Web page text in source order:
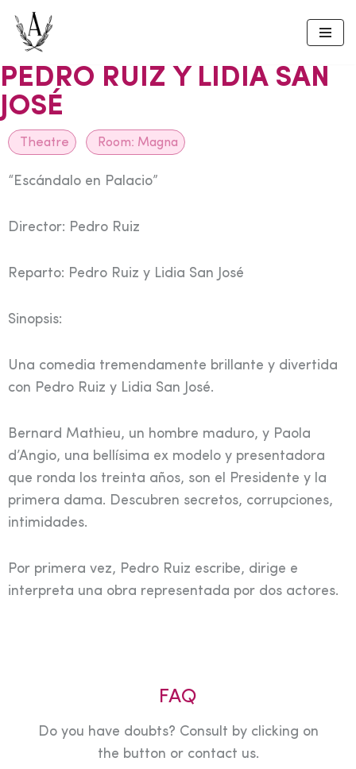
Skip
to
content
PEDRO RUIZ Y LIDIA SAN
JOSÉ
Theatre Room: Magna
“Escándalo en Palacio”
Director: Pedro Ruiz
Reparto: Pedro Ruiz y Lidia San José
Sinopsis:
Una comedia tremendamente brillante y divertida
con Pedro Ruiz y Lidia San José.
Bernard Mathieu, un hombre maduro, y Paola
d’Angio, una bellísima ex modelo y presentadora
que ronda los treinta años, son el Presidente y la
primera dama. Descubren secretos, corrupciones,
intimidades.
Por primera vez, Pedro Ruiz escribe, dirige e
interpreta una obra representada por dos actores.
FAQ
Do you have doubts? Consult by clicking on
the button or contact us.